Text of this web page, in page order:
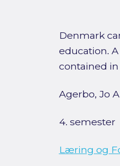
Denmark
education.
contained
Agerbo, Jo
4. semester
Læring og